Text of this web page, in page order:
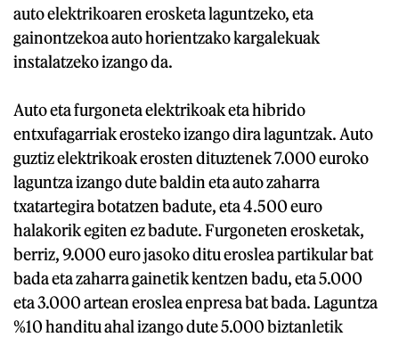
auto elektrikoaren erosketa laguntzeko, eta
gainontzekoa auto horientzako kargalekuak
instalatzeko izango da.
Auto eta furgoneta elektrikoak eta hibrido
entxufagarriak erosteko izango dira laguntzak. Auto
guztiz elektrikoak erosten dituztenek 7.000 euroko
laguntza izango dute baldin eta auto zaharra
txatartegira botatzen badute, eta 4.500 euro
halakorik egiten ez badute. Furgoneten erosketak,
berriz, 9.000 euro jasoko ditu eroslea partikular bat
bada eta zaharra gainetik kentzen badu, eta 5.000
eta 3.000 artean eroslea enpresa bat bada. Laguntza
%10 handitu ahal izango dute 5.000 biztanletik